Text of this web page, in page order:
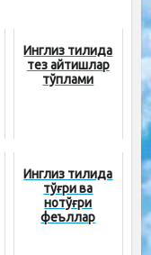
Инглиз тилида
тез айтишлар
тўплами
Инглиз тилида
тўғри ва
нотўғри
феъллар